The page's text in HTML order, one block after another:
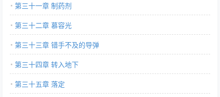
第三十一章 制药剂
第三十二章 慕容光
第三十三章 错手不及的导弹
第三十四章 转入地下
第三十五章 落定